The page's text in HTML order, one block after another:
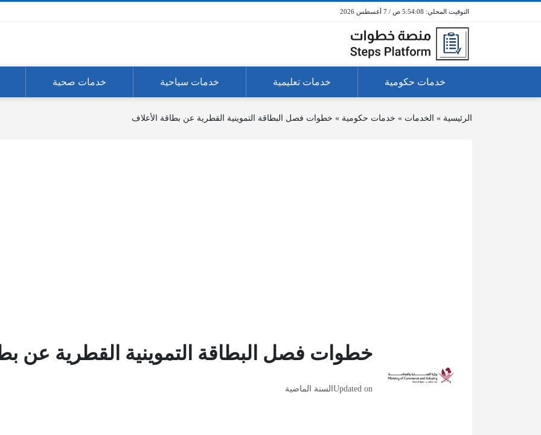
5:54:09 ص / 7 أغسطس 2026
خدمات حكومية خدمات تعليمية خدمات سياحية خدمات صحية
الرئيسية » الخدمات » خدمات حكومية » خطوات فصل البطاقة التموينية القطرية عن بطاقة الأعلاف
خطوات فصل البطاقة التموينية القطرية عن
Updated onالسنة الماضية